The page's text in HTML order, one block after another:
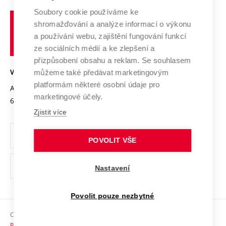
Výzkumné infrastruktury
Transfer znalostí
Open Science
Projekty
Projekty ze strukturálních fondů
Specifický výzkum
Spolupráce se školami
Služby univerzity
Mezinárodní dohody
Univerzitní sítě
Profil univerzity
Udržitelná univerzita
Podnikavá univerzita / ContriBUTe
Bezpečná univerzita
Vyznamenání
Organizační struktura
Ochrana osobních údajů
odkaz)
Sociální bezpečí
učení
technické
VYSOKÉ UČENÍ TECHNICKÉ V BRNĚ
Antonínská 548/1
602 00 Brno
www.vut.cz
vut@vutbr.cz
Copyright © 2026 VUT
Soubory cookie používáme ke
shromažďování a analýze informací o výkonu
a používání webu, zajištění fungování funkcí
ze sociálních médií a ke zlepšení a
přizpůsobení obsahu a reklam. Se souhlasem
můžeme také předávat marketingovým
platformám některé osobní údaje pro
marketingové účely.
Zjistit více
POVOLIT VŠE
Nastavení
Povolit pouze nezbytné